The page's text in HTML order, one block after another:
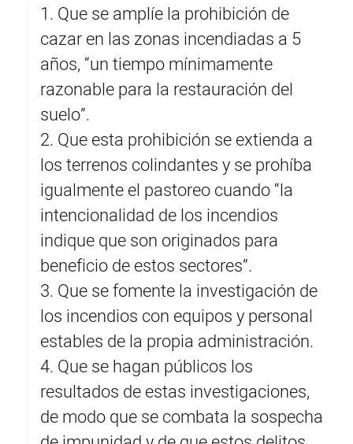
1. Que se amplíe la prohibición de
cazar en las zonas incendiadas a 5
años, “un tiempo mínimamente
razonable para la restauración del
suelo”.
2. Que esta prohibición se extienda a
los terrenos colindantes y se prohíba
igualmente el pastoreo cuando “la
intencionalidad de los incendios
indique que son originados para
beneficio de estos sectores”.
3. Que se fomente la investigación de
los incendios con equipos y personal
estables de la propia administración.
4. Que se hagan públicos los
resultados de estas investigaciones,
de modo que se combata la sospecha